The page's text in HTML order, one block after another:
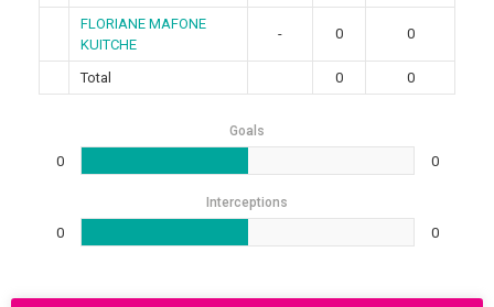
FLORIANE MAFONE
KUITCHE
- 0 0
Total 0 0
Goals
0 0
Interceptions
0 0